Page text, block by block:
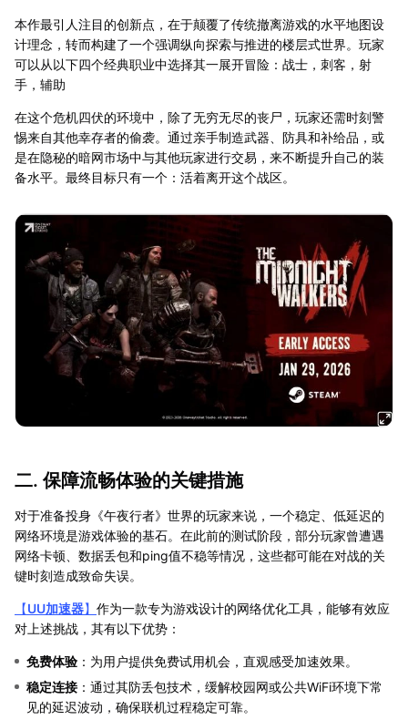
本作最引人注目的创新点，在于颠覆了传统撤离游戏的水平地图设
计理念，转而构建了一个强调纵向探索与推进的楼层式世界。玩家
可以从以下四个经典职业中选择其一展开冒险：战士，刺客，射
手，辅助
在这个危机四伏的环境中，除了无穷无尽的丧尸，玩家还需时刻警
惕来自其他幸存者的偷袭。通过亲手制造武器、防具和补给品，或
是在隐秘的暗网市场中与其他玩家进行交易，来不断提升自己的装
备水平。最终目标只有一个：活着离开这个战区。
二. 保障流畅体验的关键措施
对于准备投身《午夜行者》世界的玩家来说，一个稳定、低延迟的
网络环境是游戏体验的基石。在此前的测试阶段，部分玩家曾遭遇
网络卡顿、数据丢包和ping值不稳等情况，这些都可能在对战的关
键时刻造成致命失误。
【UU加速器】 作为一款专为游戏设计的网络优化工具，能够有效应
对上述挑战，其有以下优势：
免费体验 ：为用户提供免费试用机会，直观感受加速效果。
稳定连接 ：通过其防丢包技术，缓解校园网或公共WiFi环境下常
见的延迟波动，确保联机过程稳定可靠。